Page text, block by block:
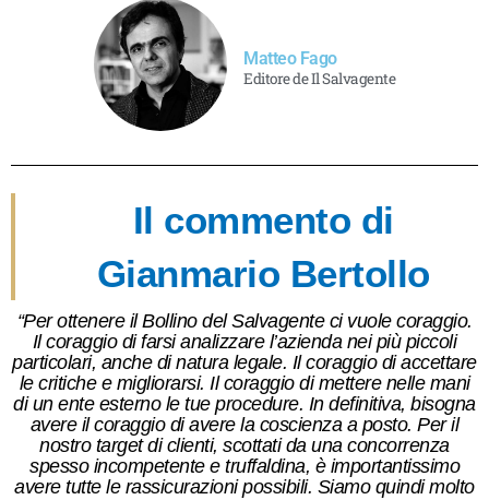
Matteo Fago
Editore de Il Salvagente
Il commento di
Gianmario Bertollo
“Per ottenere il Bollino del Salvagente ci vuole coraggio.
Il coraggio di farsi analizzare l’azienda nei più piccoli
particolari, anche di natura legale. Il coraggio di accettare
le critiche e migliorarsi. Il coraggio di mettere nelle mani
di un ente esterno le tue procedure. In definitiva, bisogna
avere il coraggio di avere la coscienza a posto. Per il
nostro target di clienti, scottati da una concorrenza
spesso incompetente e truffaldina, è importantissimo
avere tutte le rassicurazioni possibili. Siamo quindi molto